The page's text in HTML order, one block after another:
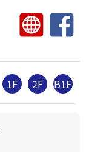
1F 2F B1F